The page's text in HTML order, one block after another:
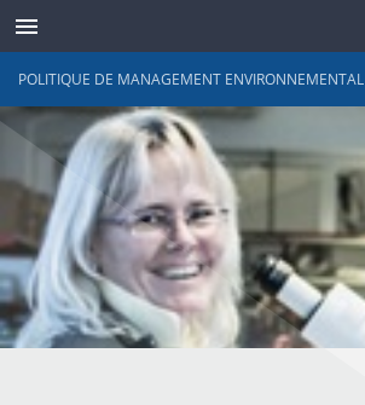
TRANSDUCTEURS
POLITIQUE DE MANAGEMENT ENVIRONNEMENTAL